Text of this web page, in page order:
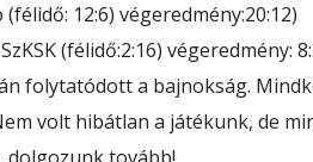
(félidő: 12:6) végeredmény:20:12)
(félidő:2:16) végeredmény:
folytatódott a bajnokság.
volt hibátlan a játékunk, de